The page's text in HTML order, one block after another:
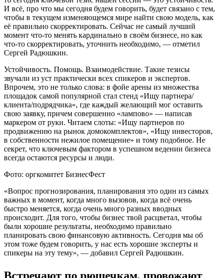
И всё, про что мы сегодня будем говорить, будет связано с тем,
чтобы в текущем изменяющемся мире найти свою модель, как
её правильно скорректировать. Сейчас не самый лучший
момент что-то менять кардинально в своём бизнесе, но как
что-то скорректировать, уточнить необходимо, — отметил
Сергей Радюшкин.
Устойчивость. Помощь. Взаимодействие. Такие тезисы
звучали из уст практически всех спикеров и экспертов.
Впрочем, это не только слова: в фойе арены из множества
площадок самой популярной стал стенд «Ищу партнера/
клиента/подрядчика», где каждый желающий мог оставить
свою заявку, причем совершенно «лампово» — написав
маркером от руки. Читаем слоты: «Ищу партнеров по
продвижению на рынок домокомплектов», «Ищу инвесторов,
в собственности нежилое помещение» и тому подобное. Не
секрет, что ключевым фактором в успешном ведении бизнеса
всегда остаются ресурсы и люди.
Фото: оргкомитет БизнесФест
«Вопрос прогнозирования, планирования это один из самых
важных в момент, когда много вызовов, когда всё очень
быстро меняется, когда очень много разных вводных
происходит. Для того, чтобы бизнес твой расцветал, чтобы
были хорошие результаты, необходимо правильно
планировать свою финансовую активность. Сегодня мы об
этом тоже будем говорить, у нас есть хорошие эксперты и
спикеры на эту тему», — добавил Сергей Радюшкин.